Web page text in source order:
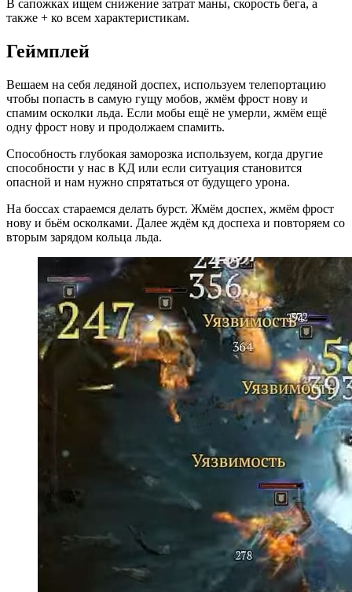
В сапожках ищем снижение затрат маны, скорость бега, а
также + ко всем характеристикам.
Геймплей
Вешаем на себя ледяной доспех, используем телепортацию
чтобы попасть в самую гущу мобов, жмём фрост нову и
спамим осколки льда. Если мобы ещё не умерли, жмём ещё
одну фрост нову и продолжаем спамить.
Способность глубокая заморозка используем, когда другие
способности у нас в КД или если ситуация становится
опасной и нам нужно спрятаться от будущего урона.
На боссах стараемся делать бурст. Жмём доспех, жмём фрост
нову и бьём осколками. Далее ждём кд доспеха и повторяем со
вторым зарядом кольца льда.